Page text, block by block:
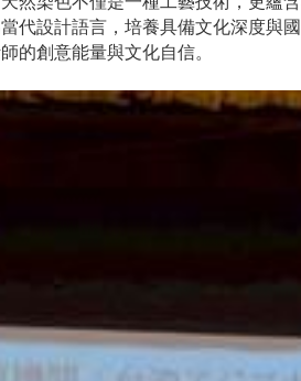
代設計語言，培養具備文化深度與
的創意能量與文化自信。